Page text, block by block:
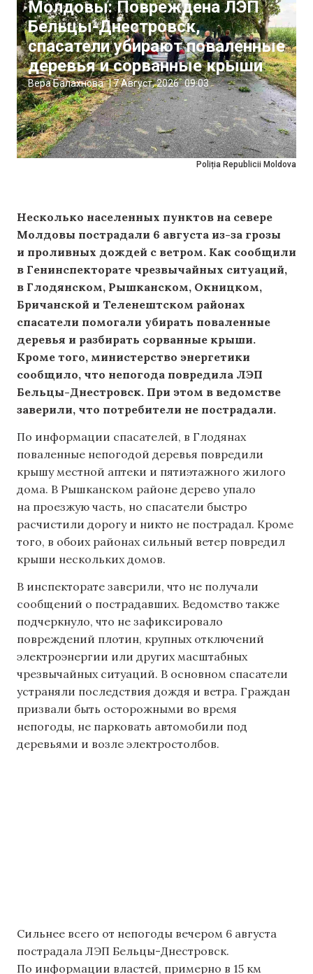
Poliția Republicii Moldova
Молдовы: Повреждена ЛЭП
Бельцы-Днестровск,
спасатели убирают поваленные
деревья и сорванные крыши
Вера Балахнова |7 Август, 2026 09:03
Несколько населенных пунктов на севере
Молдовы пострадали 6 августа из-за грозы
и проливных дождей с ветром. Как сообщили
в Генинспекторате чрезвычайных ситуаций,
в Глодянском, Рышканском, Окницком,
Бричанской и Теленештском районах
спасатели помогали убирать поваленные
деревья и разбирать сорванные крыши.
Кроме того, министерство энергетики
сообщило, что непогода повредила ЛЭП
Бельцы-Днестровск. При этом в ведомстве
заверили, что потребители не пострадали.
По информации спасателей, в Глодянах
поваленные непогодой деревья повредили
крышу местной аптеки и пятиэтажного жилого
дома. В Рышканском районе дерево упало
на проезжую часть, но спасатели быстро
расчистили дорогу и никто не пострадал. Кроме
того, в обоих районах сильный ветер повредил
крыши нескольких домов.
В инспекторате заверили, что не получали
сообщений о пострадавших. Ведомство также
подчеркнуло, что не зафиксировало
повреждений плотин, крупных отключений
электроэнергии или других масштабных
чрезвычайных ситуаций. В основном спасатели
устраняли последствия дождя и ветра. Граждан
призвали быть осторожными во время
непогоды, не парковать автомобили под
деревьями и возле электростолбов.
Сильнее всего от непогоды вечером 6 августа
пострадала ЛЭП Бельцы-Днестровск.
По информации властей, примерно в 15 км